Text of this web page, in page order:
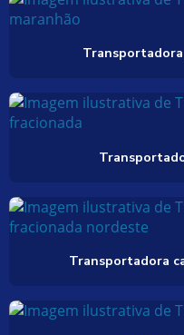
Transportadora